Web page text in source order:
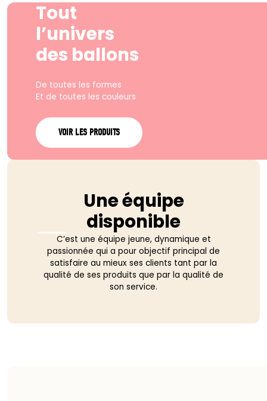
Tout
l’univers
des ballons
De toutes les formes
Et de toutes les couleurs
VOIR LES PRODUITS
Une équipe
disponible
C’est une équipe jeune, dynamique et
passionnée qui a pour objectif principal de
satisfaire au mieux ses clients tant par la
qualité de ses produits que par la qualité de
son service.